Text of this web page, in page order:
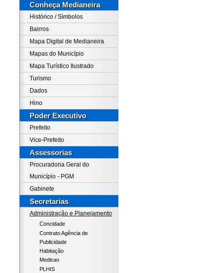
Conheça Medianeira
Histórico / Símbolos
Bairros
Mapa Digital de Medianeira
Mapas do Município
Mapa Turístico Ilustrado
Turismo
Dados
Hino
Poder Executivo
Prefeito
Vice-Prefeito
Assessorias
Procuradoria Geral do
Município - PGM
Gabinete
Secretarias
Administração e Planejamento
Concidade
Contrato Agência de
Publicidade
Habitação
Medtran
PLHIS